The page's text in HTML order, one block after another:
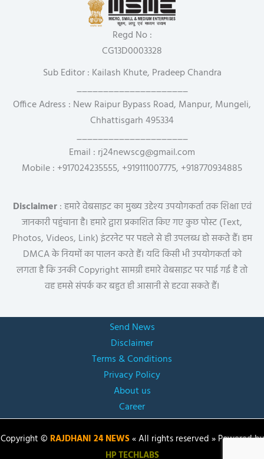
Regd No :
CG13D0003328
Sub Editor : Kailash Khute, Pradeep Chandra
_____________________
Office Adress : New Raipur Bypass Road, Manpur, Mungeli,
Chhattisgarh 495334
_____________________
Email : rj24newscg@gmail.com
Mobile : +917024235555, +919111007775, +918770934885
Disclaimer: हमारे वेबसाइट का मुख्य उद्देश्य उपयोगकर्ता तक शिक्षा एवं
जानकारी पहुंचाना है। हमारे द्वारा प्रकाशित किए गए कुछ पोस्ट (Text,
Photos, Videos, Link) इंटरनेट पर पहले से ही उपलब्ध हो सकते हैं। हम
DMCA के नियमों का पालन करते हैं। यदि किसी भी उपयोगकर्ता को
लगता है कि उनकी Copyright सामग्री हमारे वेबसाइट पर पाई गई है तो
वह हमसे संपर्क कर बहुत ही आसानी से हटवा सकते हैं।
Send News
Disclaimer
Terms & Conditions
Privacy Policy
About us
Career
Copyright © RAJDHANI 24 NEWS« All rights reserved » Powered by
HP TECHLABS